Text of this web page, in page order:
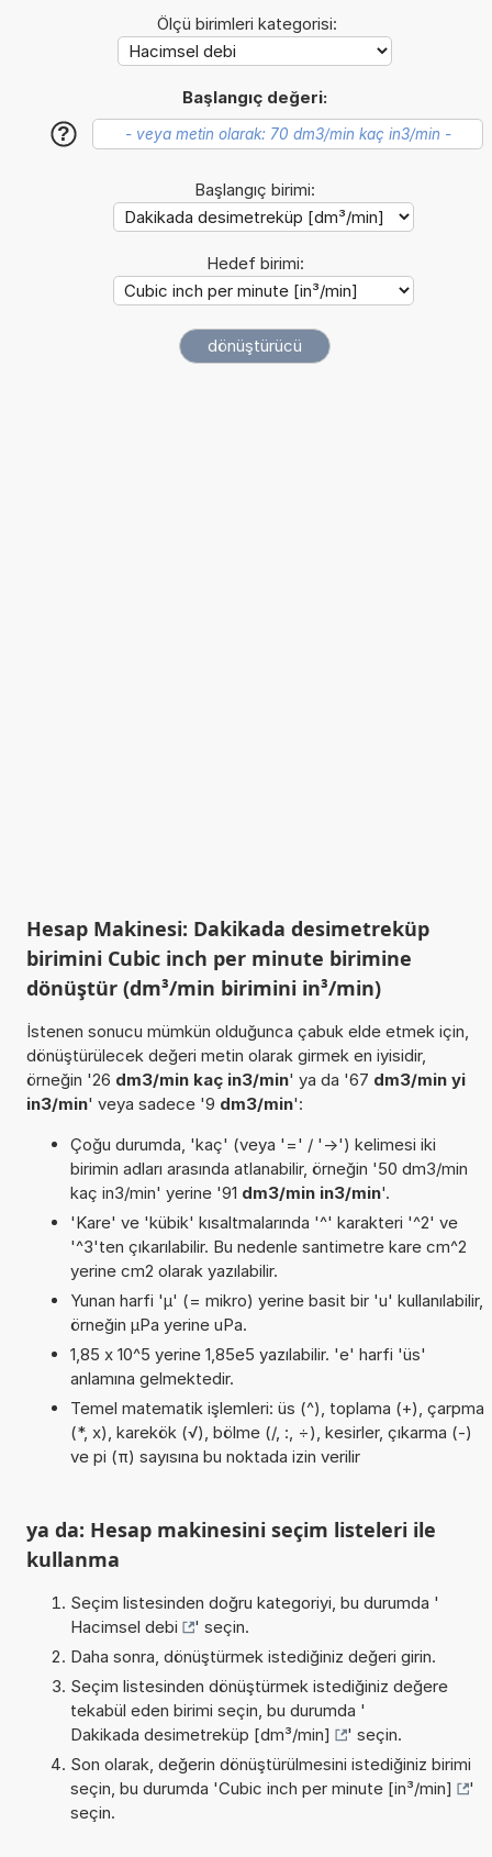
Ölçü birimleri kategorisi:
Başlangıç değeri:
?
Başlangıç birimi:
Hedef birimi:
Hesap Makinesi: Dakikada desimetreküp
birimini Cubic inch per minute birimine
dönüştür (dm³/min birimini in³/min)
İstenen sonucu mümkün olduğunca çabuk elde etmek için,
dönüştürülecek değeri metin olarak girmek en iyisidir,
örneğin '26 dm3/min kaç in3/min' ya da '67 dm3/min yi
in3/min' veya sadece '9 dm3/min':
Çoğu durumda, 'kaç' (veya '=' / '->') kelimesi iki
birimin adları arasında atlanabilir, örneğin '50 dm3/min
kaç in3/min' yerine '91 dm3/min in3/min'.
'Kare' ve 'kübik' kısaltmalarında '^' karakteri '^2' ve
'^3'ten çıkarılabilir. Bu nedenle santimetre kare cm^2
yerine cm2 olarak yazılabilir.
Yunan harfi 'µ' (= mikro) yerine basit bir 'u' kullanılabilir,
örneğin µPa yerine uPa.
1,85 x 10^5 yerine 1,85e5 yazılabilir. 'e' harfi 'üs'
anlamına gelmektedir.
Temel matematik işlemleri: üs (^), toplama (+), çarpma
(*, x), karekök (√), bölme (/, :, ÷), kesirler, çıkarma (-)
ve pi (π) sayısına bu noktada izin verilir
ya da: Hesap makinesini seçim listeleri ile
kullanma
Seçim listesinden doğru kategoriyi, bu durumda '
Hacimsel debi
' seçin.
Daha sonra, dönüştürmek istediğiniz değeri girin.
Seçim listesinden dönüştürmek istediğiniz değere
tekabül eden birimi seçin, bu durumda '
Dakikada desimetreküp [dm³/min]
' seçin.
Son olarak, değerin dönüştürülmesini istediğiniz birimi
seçin, bu durumda 'Cubic inch per minute [in³/min]
'
seçin.